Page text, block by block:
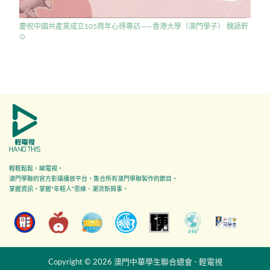
慶祝中國共產黨成立105周年心得專訪——香港大學（澳門學子） 魏語軒
access_time
輕輕鬆鬆，睇電視。
澳門學聯的官方影攝播放平台，集合所有澳門學聯製作的節目。
掌握資訊，掌握"年輕人”思維、潮流新興事。
Copyright © 2026 澳門中華學生聯合總會 - 輕電視